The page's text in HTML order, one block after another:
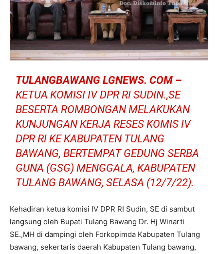
TULANGBAWANG LGNEWS. COM –
KETUA KOMISI IV DPR RI SUDIN.,SE
BESERTA ROMBONGAN MELAKUKAN
KUNJUNGAN KERJA RESES KOMIS IV
DPR RI KE KABUPATEN TULANG
BAWANG, BERTEMPAT GEDUNG SERBA
GUNA (GSG) MENGGALA, KABUPATEN
TULANG BAWANG, SELASA (12/7/22).
Kehadiran ketua komisi IV DPR RI Sudin, SE di sambut
langsung oleh Bupati Tulang Bawang Dr. Hj Winarti
SE.,MH di dampingi oleh Forkopimda Kabupaten Tulang
bawang, sekertaris daerah Kabupaten Tulang bawang,